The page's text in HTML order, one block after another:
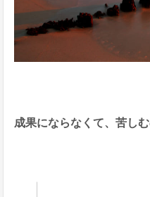
成果にならなくて、苦しむ